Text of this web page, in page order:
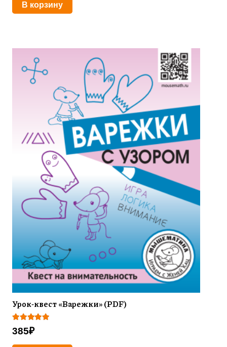
В корзину
Урок-квест «Варежки» (PDF)
Оценка
385₽